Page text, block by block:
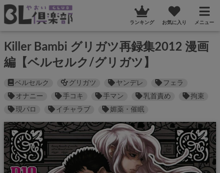
ランキング お気に入り メニュー
Killer Bambi グリガツ再録集2012 漫画
編【ベルセルク/グリガツ】
ベルセルク グリガツ ヤンデレ
フェラ
オナニー
手コキ 手マン 乳首責め
拘束
現パロ
イチャラブ 媚薬・催眠